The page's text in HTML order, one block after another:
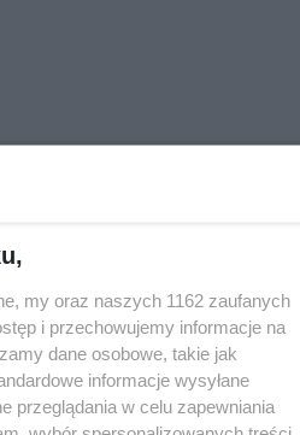
my oraz naszych 1162 zaufanych
i przechowujemy informacje na
dane osobowe, takie jak
informacje wysyłane
przeglądania w celu zapewniania